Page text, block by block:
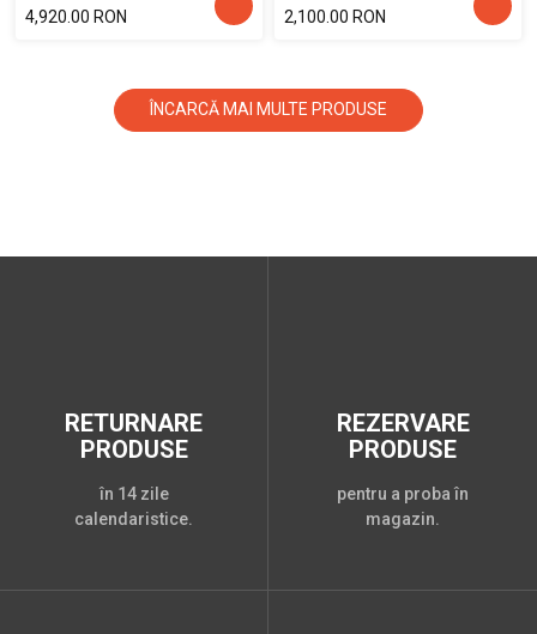
4,920.00 RON
2,100.00 RON
ÎNCARCĂ MAI MULTE PRODUSE
RETURNARE
PRODUSE
în 14 zile
calendaristice.
REZERVARE
PRODUSE
pentru a proba în
magazin.